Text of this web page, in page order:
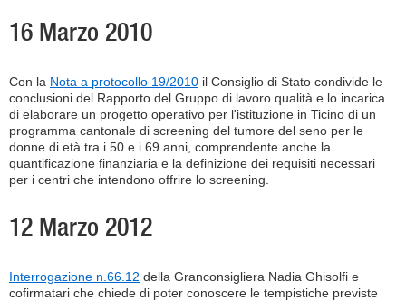
16 Marzo 2010
Con la Nota a protocollo 19/2010 il Consiglio di Stato condivide le
conclusioni del Rapporto del Gruppo di lavoro qualità e lo incarica
di elaborare un progetto operativo per l'istituzione in Ticino di un
programma cantonale di screening del tumore del seno per le
donne di età tra i 50 e i 69 anni, comprendente anche la
quantificazione finanziaria e la definizione dei requisiti necessari
per i centri che intendono offrire lo screening.
12 Marzo 2012
Interrogazione n.66.12 della Granconsigliera Nadia Ghisolfi e
cofirmatari che chiede di poter conoscere le tempistiche previste